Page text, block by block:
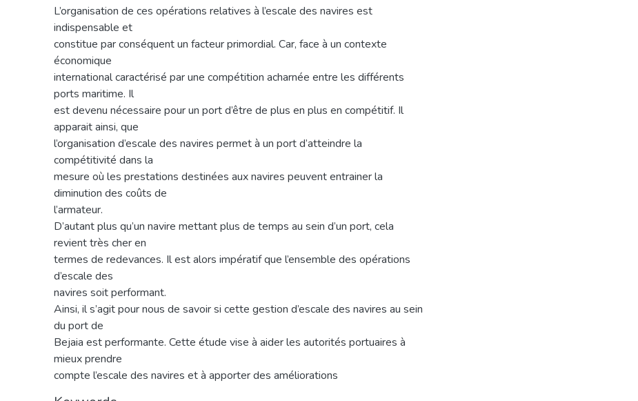
L’organisation de ces opérations relatives à l’escale des navires est
indispensable et
constitue par conséquent un facteur primordial. Car, face à un contexte
économique
international caractérisé par une compétition acharnée entre les différents
ports maritime. Il
est devenu nécessaire pour un port d’être de plus en plus en compétitif. Il
apparait ainsi, que
l’organisation d’escale des navires permet à un port d’atteindre la
compétitivité dans la
mesure où les prestations destinées aux navires peuvent entrainer la
diminution des coûts de
l’armateur.
D’autant plus qu’un navire mettant plus de temps au sein d’un port, cela
revient très cher en
termes de redevances. Il est alors impératif que l’ensemble des opérations
d’escale des
navires soit performant.
Ainsi, il s’agit pour nous de savoir si cette gestion d’escale des navires au sein
du port de
Bejaia est performante. Cette étude vise à aider les autorités portuaires à
mieux prendre
compte l’escale des navires et à apporter des améliorations